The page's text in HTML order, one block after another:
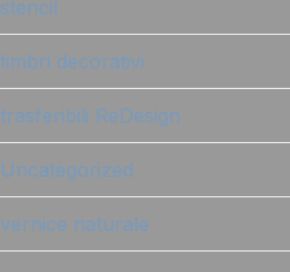
stencil
timbri decorativi
trasferibili ReDesign
Uncategorized
vernice naturale